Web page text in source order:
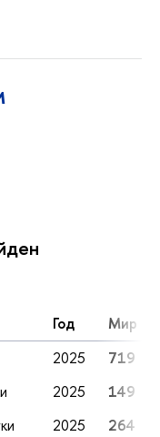
Год
Мир
2025
719
2025
149
2025
264